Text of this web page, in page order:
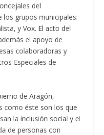
del
grupos municipales:
y Vox. El acto del
el apoyo de
colaboradoras y
Especiales de
de Aragón,
como éste son los que
la inclusión social y el
de personas con